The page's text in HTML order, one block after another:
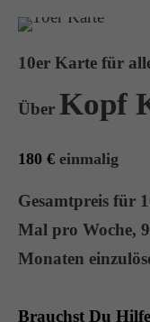
10er Karte für
Über Kopf
180 € einmalig
Gesamtpreis für
Mal pro Woche,
Monaten
Brauchst Du